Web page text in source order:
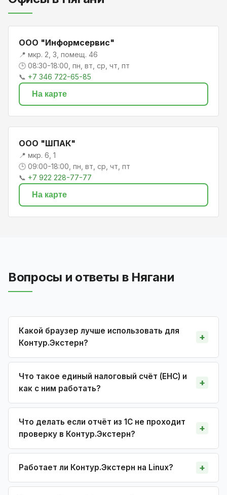
ООО "Информсервис"
📍 мкр. 2, 3, помещ. 46
🕒 08:30-18:00, пн, вт, ср, чт, пт
📞 +7 346 722-65-85
На карте
ООО "ШПАК"
📍 мкр. 6, 1
🕒 09:00-18:00, пн, вт, ср, чт, пт
📞 +7 922 228-77-77
На карте
Вопросы и ответы в Нягани
Какой браузер лучше использовать для
Контур.Экстерн?
Что такое единый налоговый счёт (ЕНС) и
как с ним работать?
Что делать если отчёт из 1С не проходит
проверку в Контур.Экстерн?
Работает ли Контур.Экстерн на Linux?